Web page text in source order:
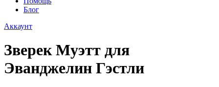
Блог
Аккаунт
Зверек Муэтт для
Эванджелин Гэстли